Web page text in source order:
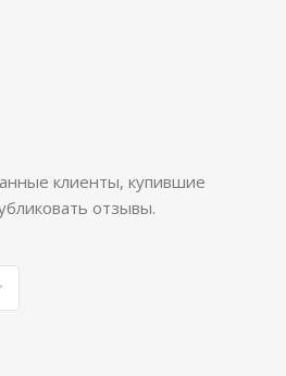
клиенты, купившие
отзывы.